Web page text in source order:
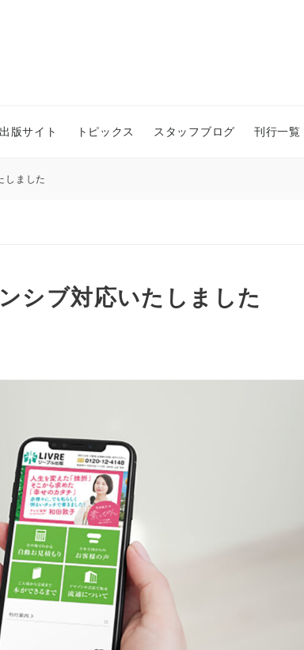
版サイト トピックス スタッフブログ 刊行一覧
しました
シブ対応いたしました